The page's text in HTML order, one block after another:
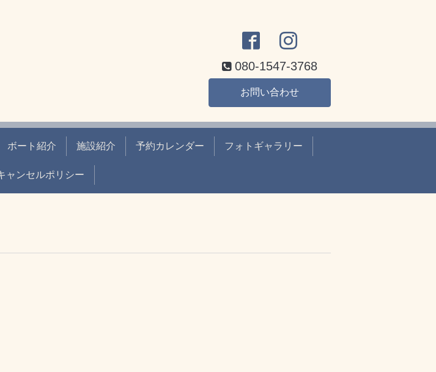
080-1547-3768
お問い合わせ
ボート紹介 施設紹介 予約カレンダー フォトギャラリー
ャンセルポリシー